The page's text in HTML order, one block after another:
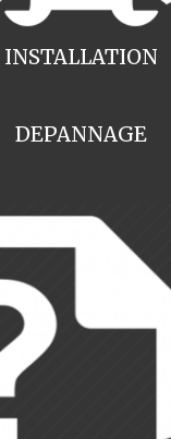
INSTALLATION
DEPANNAGE